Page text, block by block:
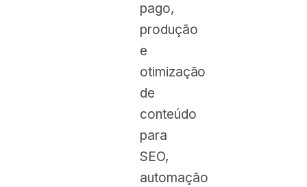
pago,
produção
e
otimização
de
conteúdo
para
SEO,
automação